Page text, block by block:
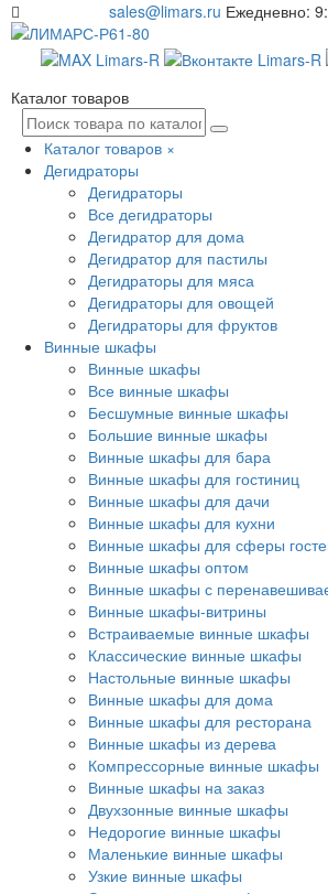
sales@limars.ru Ежедневно:
61-80
Каталог товаров
Каталог товаров ×
Дегидраторы
Дегидраторы
Все дегидраторы
Дегидратор для дома
Дегидратор для пастилы
Дегидраторы для мяса
Дегидраторы для овощей
Дегидраторы для фруктов
Винные шкафы
Винные шкафы
Все винные шкафы
Бесшумные винные шкафы
Большие винные шкафы
Винные шкафы для бара
Винные шкафы для гостиниц
Винные шкафы для дачи
Винные шкафы для кухни
Винные шкафы для сферы
Винные шкафы оптом
Винные шкафы с
Винные шкафы-витрины
Встраиваемые винные шкафы
Классические винные шкафы
Настольные винные шкафы
Винные шкафы для дома
Винные шкафы для ресторана
Винные шкафы из дерева
Компрессорные винные шкафы
Винные шкафы на заказ
Двухзонные винные шкафы
Недорогие винные шкафы
Маленькие винные шкафы
Узкие винные шкафы